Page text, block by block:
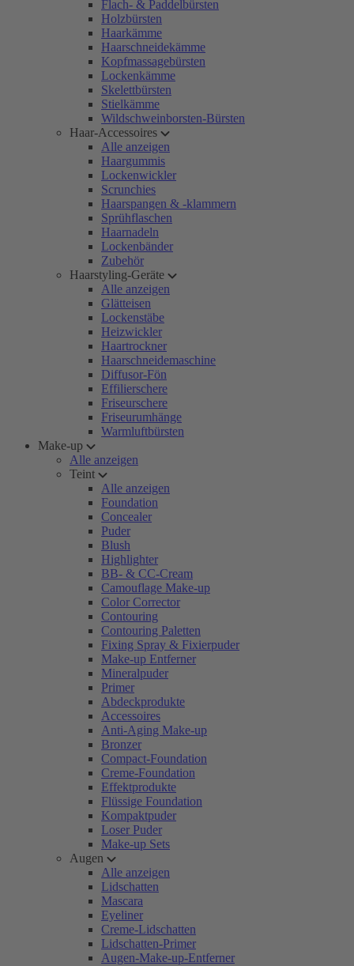
Flach- & Paddelbürsten
Holzbürsten
Haarkämme
Haarschneidekämme
Kopfmassagebürsten
Lockenkämme
Skelettbürsten
Stielkämme
Wildschweinborsten-Bürsten
Haar-Accessoires
Alle anzeigen
Haargummis
Lockenwickler
Scrunchies
Haarspangen & -klammern
Sprühflaschen
Haarnadeln
Lockenbänder
Zubehör
Haarstyling-Geräte
Alle anzeigen
Glätteisen
Lockenstäbe
Heizwickler
Haartrockner
Haarschneidemaschine
Diffusor-Fön
Effilierschere
Friseurschere
Friseurumhänge
Warmluftbürsten
Make-up
Alle anzeigen
Teint
Alle anzeigen
Foundation
Concealer
Puder
Blush
Highlighter
BB- & CC-Cream
Camouflage Make-up
Color Corrector
Contouring
Contouring Paletten
Fixing Spray & Fixierpuder
Make-up Entferner
Mineralpuder
Primer
Abdeckprodukte
Accessoires
Anti-Aging Make-up
Bronzer
Compact-Foundation
Creme-Foundation
Effektprodukte
Flüssige Foundation
Kompaktpuder
Loser Puder
Make-up Sets
Augen
Alle anzeigen
Lidschatten
Mascara
Eyeliner
Creme-Lidschatten
Lidschatten-Primer
Augen-Make-up-Entferner